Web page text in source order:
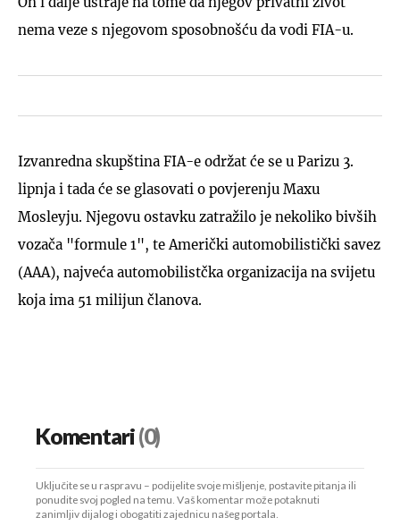
nema veze s njegovom sposobnošću da vodi FIA-u.
Izvanredna skupština FIA-e održat će se u Parizu 3.
lipnja i tada će se glasovati o povjerenju Maxu
Mosleyju. Njegovu ostavku zatražilo je nekoliko bivših
vozača "formule 1", te Američki automobilistički savez
(AAA), najveća automobilistčka organizacija na svijetu
koja ima 51 milijun članova.
Komentari(0)
Uključite se u raspravu – podijelite svoje mišljenje, postavite pitanja ili
ponudite svoj pogled na temu. Vaš komentar može potaknuti
zanimljiv dijalog i obogatiti zajednicu našeg portala.